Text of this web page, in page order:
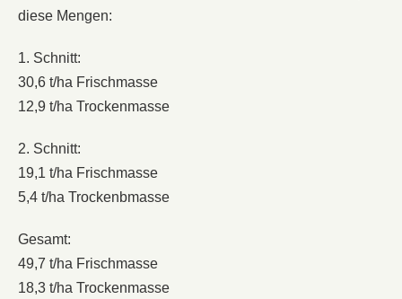
diese Mengen:
1. Schnitt:
30,6 t/ha Frischmasse
12,9 t/ha Trockenmasse
2. Schnitt:
19,1 t/ha Frischmasse
5,4 t/ha Trockenbmasse
Gesamt:
49,7 t/ha Frischmasse
18,3 t/ha Trockenmasse